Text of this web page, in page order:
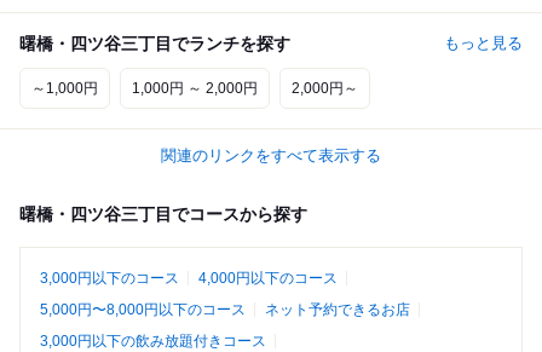
曙橋・四ツ谷三丁目でランチを探す もっと見る
～1,000円 1,000円 ～ 2,000円 2,000円～
関連のリンクをすべて表示する
曙橋・四ツ谷三丁目でコースから探す
3,000円以下のコース
4,000円以下のコース
5,000円〜8,000円以下のコース
ネット予約できるお店
3,000円以下の飲み放題付きコース